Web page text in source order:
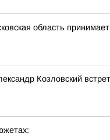
область
Козловский